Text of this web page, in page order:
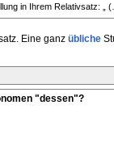
in Ihrem Relativsatz:
Eine ganz übliche
"dessen"?